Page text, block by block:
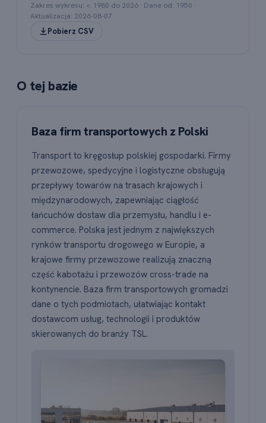
Zakres wykresu: < 1980 do 2026 · Dane od: 1950 ·
Aktualizacja: 2026-08-07
Pobierz CSV
O tej bazie
Baza firm transportowych z Polski
Transport to kręgosłup polskiej gospodarki. Firmy
przewozowe, spedycyjne i logistyczne obsługują
przepływy towarów na trasach krajowych i
międzynarodowych, zapewniając ciągłość
łańcuchów dostaw dla przemysłu, handlu i e-
commerce. Polska jest jednym z największych
rynków transportu drogowego w Europie, a
krajowe firmy przewozowe realizują znaczną
część kabotażu i przewozów cross-trade na
kontynencie. Baza firm transportowych gromadzi
dane o tych podmiotach, ułatwiając kontakt
dostawcom usług, technologii i produktów
skierowanych do branży TSL.